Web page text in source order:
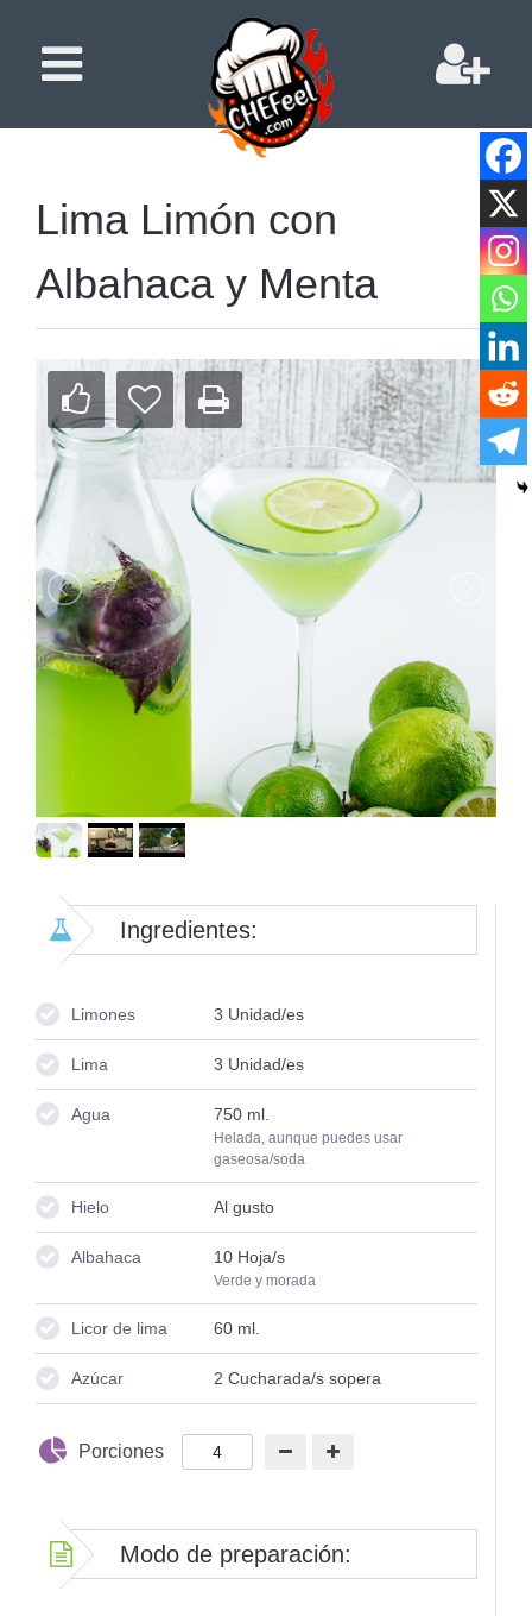
Lima Limón con
Albahaca y Menta
Ingredientes:
Limones 3 Unidad/es
Lima 3 Unidad/es
Agua 750ml.
Helada, aunque puedes usar
gaseosa/soda
Hielo Al gusto
Albahaca 10Hoja/s
Verde y morada
Licor de lima 60ml.
Azúcar 2 Cucharada/s sopera
Porciones
Modo de preparación: